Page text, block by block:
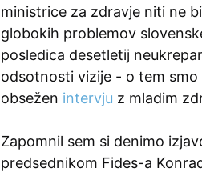
ministrice za zdravje niti ne
globokih problemov
posledica desetletij
odsotnosti vizije - o tem
obsežen intervju z mladim
Zapomnil sem si denimo
predsednikom Fides-a